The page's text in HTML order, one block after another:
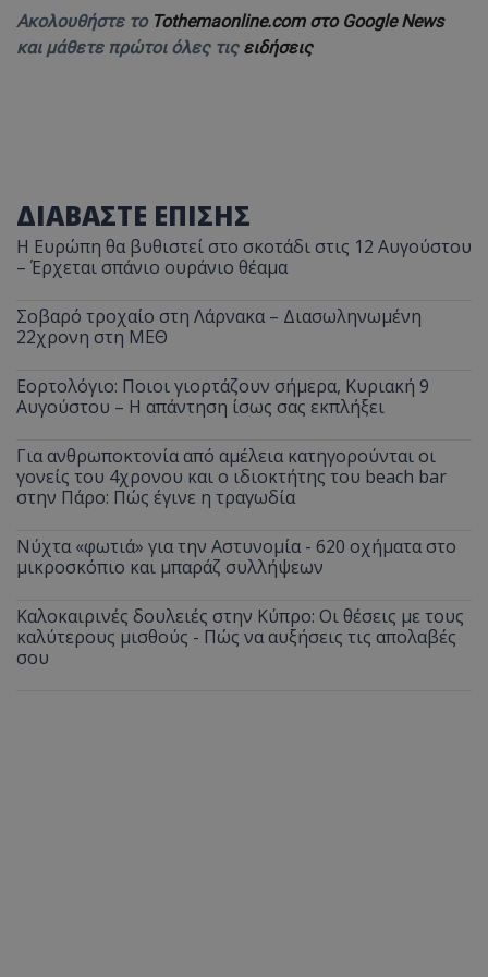
Ακολουθήστε το Tothemaonline.com στο Google News
και μάθετε πρώτοι όλες τις ειδήσεις
ΔΙΑΒΑΣΤΕ ΕΠΙΣΗΣ
Η Ευρώπη θα βυθιστεί στο σκοτάδι στις 12 Αυγούστου
– Έρχεται σπάνιο ουράνιο θέαμα
Σοβαρό τροχαίο στη Λάρνακα – Διασωληνωμένη
22χρονη στη ΜΕΘ
Εορτολόγιο: Ποιοι γιορτάζουν σήμερα, Κυριακή 9
Αυγούστου – Η απάντηση ίσως σας εκπλήξει
Για ανθρωποκτονία από αμέλεια κατηγορούνται οι
γονείς του 4χρονου και ο ιδιοκτήτης του beach bar
στην Πάρο: Πώς έγινε η τραγωδία
Νύχτα «φωτιά» για την Αστυνομία - 620 οχήματα στο
μικροσκόπιο και μπαράζ συλλήψεων
Καλοκαιρινές δουλειές στην Κύπρο: Οι θέσεις με τους
καλύτερους μισθούς - Πώς να αυξήσεις τις απολαβές
σου